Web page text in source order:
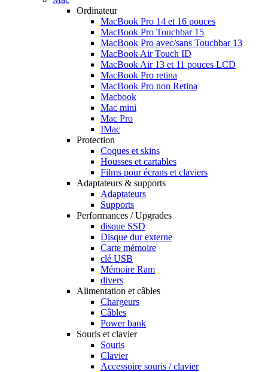
Ordinateur
MacBook Pro 14 et 16 pouces
MacBook Pro Touchbar 15
MacBook Pro avec/sans Touchbar 13
MacBook Air Touch ID
MacBook Air 13 et 11 pouces LCD
MacBook Pro retina
MacBook Pro non Retina
Macbook
Mac mini
Mac Pro
IMac
Protection
Coques et skins
Housses et cartables
Films pour écrans et claviers
Adaptateurs & supports
Adaptateurs
Supports
Performances / Upgrades
disque SSD
Disque dur externe
Carte mémoire
clé USB
Mémoire Ram
divers
Alimentation et câbles
Chargeurs
Câbles
Power bank
Souris et clavier
Souris
Clavier
Accessoire souris / clavier